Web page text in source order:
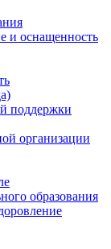
и оснащенность
поддержки
организации
образования